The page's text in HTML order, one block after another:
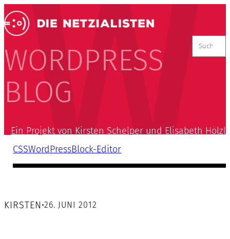
WORDPRESS
BLOG
nach:
Ein Projekt von Kirsten Schelper und Elisabeth Hölzl
CSSWordPressBlock-Editor
KIRSTEN•26. JUNI 2012